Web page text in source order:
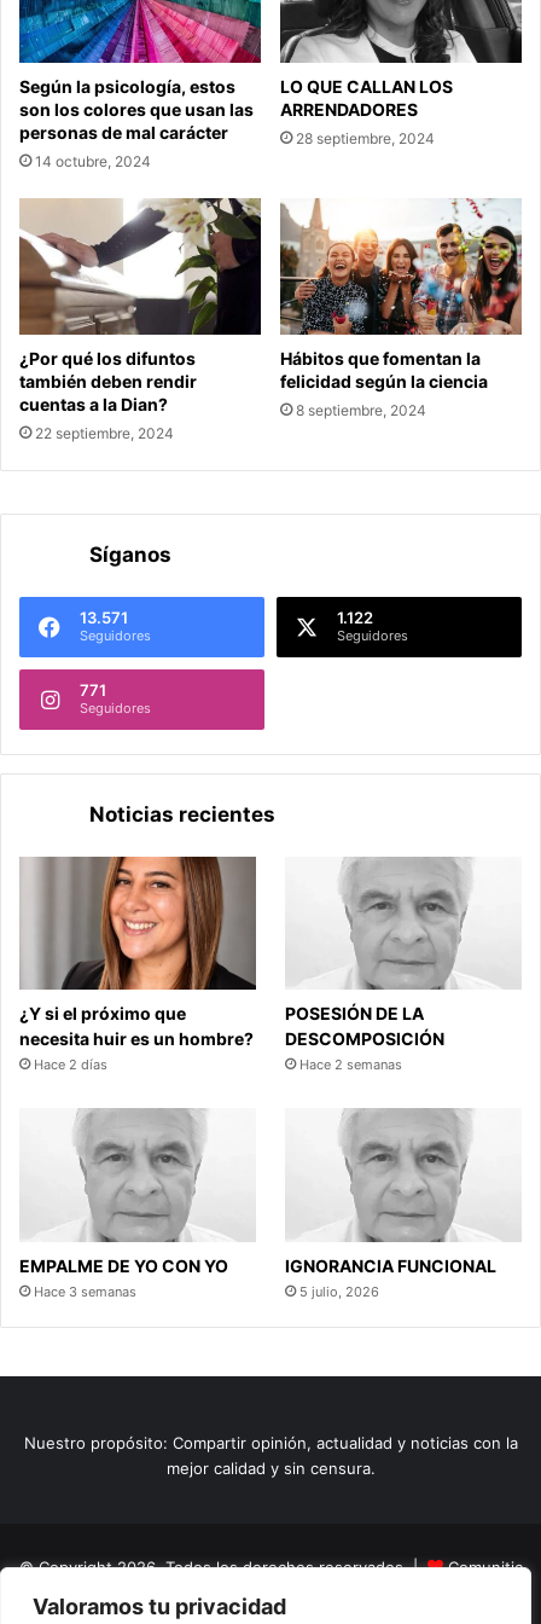
Valoramos tu privacidad
Según la psicología, estos
son los colores que usan las
personas de mal carácter
14 octubre, 2024
LO QUE CALLAN LOS
ARRENDADORES
28 septiembre, 2024
¿Por qué los difuntos
también deben rendir
cuentas a la Dian?
22 septiembre, 2024
Hábitos que fomentan la
felicidad según la ciencia
8 septiembre, 2024
Síganos
13.571
Seguidores
1.122
Seguidores
771
Seguidores
Noticias recientes
¿Y si el próximo que
necesita huir es un hombre?
Hace 2 días
POSESIÓN DE LA
DESCOMPOSICIÓN
Hace 2 semanas
EMPALME DE YO CON YO
Hace 3 semanas
IGNORANCIA FUNCIONAL
5 julio, 2026
Nuestro propósito: Compartir opinión, actualidad y noticias con la
mejor calidad y sin censura.
© Copyright 2026, Todos los derechos reservados |
Comunitic
SAS BICNit 901228106